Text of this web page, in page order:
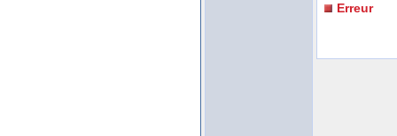
Erreur